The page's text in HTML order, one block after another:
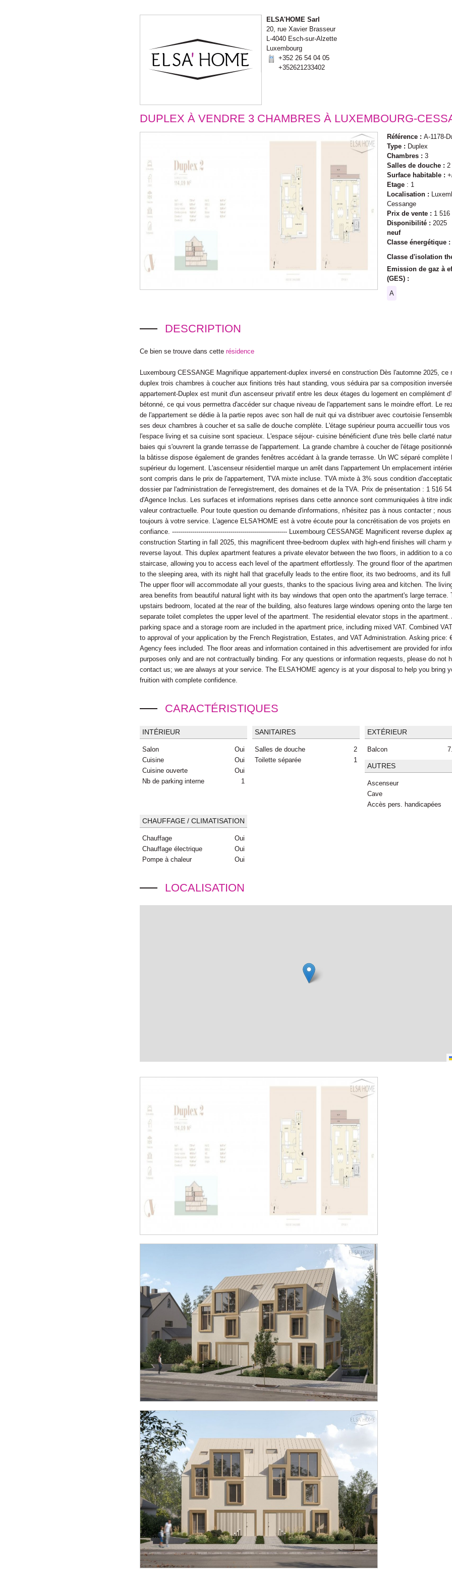
ELSA'HOME Sarl
20, rue Xavier Brasseur
L-4040 Esch-sur-Alzette
Luxembourg
+352 26 54 04 05
+352621233402
DUPLEX À VENDRE 3 CHAMBRES À LUXEMBOURG-
Référence : A-1178-
Type : Duplex
Chambres : 3
Salles de douche : 2
Surface habitable :
Etage : 1
Localisation :
Cessange
Prix de vente : 1 516
Disponibilité : 2025
neuf
Classe énergétique :
Classe d'isolation
Emission de gaz à
(GES) :
A
DESCRIPTION
Ce bien se trouve dans cette résidence
Luxembourg CESSANGE Magnifique appartement-duplex inversé en construction Dès l'automne 2025, ce
duplex trois chambres à coucher aux finitions très haut standing, vous séduira par sa composition
appartement-Duplex est munit d'un ascenseur privatif entre les deux étages du logement en complément
bétonné, ce qui vous permettra d'accéder sur chaque niveau de l'appartement sans le moindre effort. Le
de l'appartement se dédie à la partie repos avec son hall de nuit qui va distribuer avec courtoisie
ses deux chambres à coucher et sa salle de douche complète. L'étage supérieur pourra accueillir tous
l'espace living et sa cuisine sont spacieux. L'espace séjour- cuisine bénéficient d'une très belle clarté
baies qui s'ouvrent la grande terrasse de l'appartement. La grande chambre à coucher de l'étage
la bâtisse dispose également de grandes fenêtres accédant à la grande terrasse. Un WC séparé complète
supérieur du logement. L'ascenseur résidentiel marque un arrêt dans l'appartement Un emplacement
sont compris dans le prix de l'appartement, TVA mixte incluse. TVA mixte à 3% sous condition
dossier par l'administration de l'enregistrement, des domaines et de la TVA. Prix de présentation : 1 516
d'Agence Inclus. Les surfaces et informations reprises dans cette annonce sont communiquées à titre
valeur contractuelle. Pour toute question ou demande d'informations, n'hésitez pas à nous contacter ;
toujours à votre service. L'agence ELSA'HOME est à votre écoute pour la concrétisation de vos projets en
confiance. --------------------------------------------------------- Luxembourg CESSANGE Magnificent reverse duplex
construction Starting in fall 2025, this magnificent three-bedroom duplex with high-end finishes will charm
reverse layout. This duplex apartment features a private elevator between the two floors, in addition to a
staircase, allowing you to access each level of the apartment effortlessly. The ground floor of the
to the sleeping area, with its night hall that gracefully leads to the entire floor, its two bedrooms, and its full
The upper floor will accommodate all your guests, thanks to the spacious living area and kitchen. The
area benefits from beautiful natural light with its bay windows that open onto the apartment's large terrace.
upstairs bedroom, located at the rear of the building, also features large windows opening onto the large
separate toilet completes the upper level of the apartment. The residential elevator stops in the apartment.
parking space and a storage room are included in the apartment price, including mixed VAT. Combined
to approval of your application by the French Registration, Estates, and VAT Administration. Asking price:
Agency fees included. The floor areas and information contained in this advertisement are provided for
purposes only and are not contractually binding. For any questions or information requests, please do not
contact us; we are always at your service. The ELSA'HOME agency is at your disposal to help you bring
fruition with complete confidence.
CARACTÉRISTIQUES
INTÉRIEUR
Salon
Oui
Cuisine
Oui
Cuisine ouverte
Oui
Nb de parking interne
1
SANITAIRES
Salles de douche
2
Toilette séparée
1
EXTÉRIEUR
Balcon
AUTRES
Ascenseur
Cave
Accès pers. handicapées
CHAUFFAGE / CLIMATISATION
Chauffage
Oui
Chauffage électrique
Oui
Pompe à chaleur
Oui
LOCALISATION